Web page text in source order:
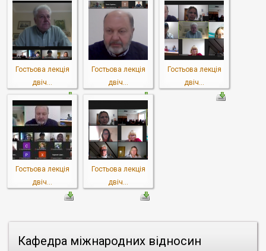
Кафедра міжнародних відносин
Гостьова лекція
двіч...
Гостьова лекція
двіч...
Гостьова лекція
двіч...
Гостьова лекція
двіч...
Гостьова лекція
двіч...